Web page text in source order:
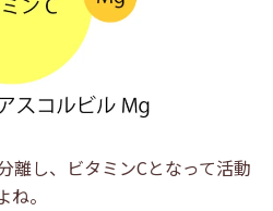
離し、ビタミンCとなって活動
。